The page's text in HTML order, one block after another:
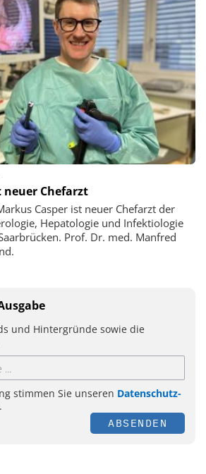
neuer Chefarzt
Casper ist neuer Chefarzt der
Hepatologie und Infektiologie
Prof. Dr. med. Manfred
und Hintergründe sowie die
stimmen Sie unseren Datenschutz-
ABSENDEN